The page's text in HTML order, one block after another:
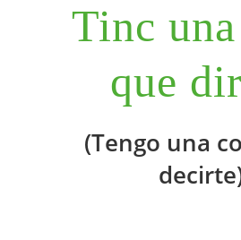
Tinc
que
(Tengo una